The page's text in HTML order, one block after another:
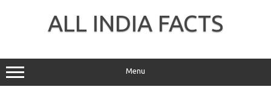
ALL INDIA FACTS
Menu